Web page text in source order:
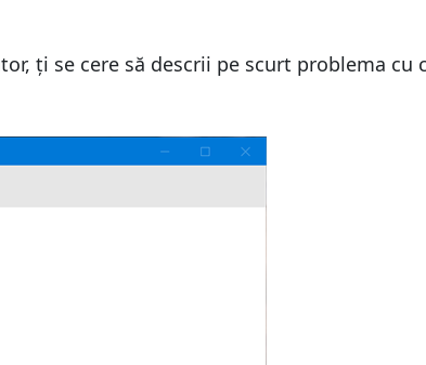
ți se cere să descrii pe scurt problema cu